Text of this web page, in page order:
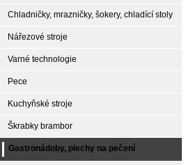
Chladničky, mrazničky, šokery, chladící stoly
Nářezové stroje
Varné technologie
Pece
Kuchyňské stroje
Škrabky brambor
Gastronádoby, plechy na pečení